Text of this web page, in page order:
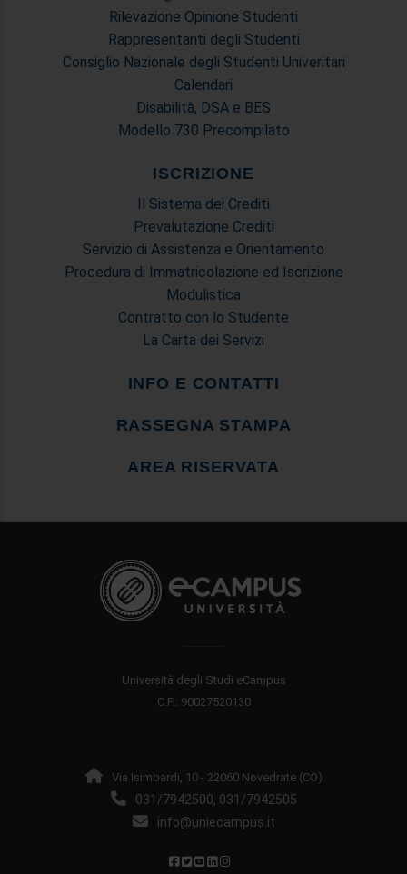
Rilevazione Opinione Studenti
Rappresentanti degli Studenti
Consiglio Nazionale degli Studenti Univeritari
Calendari
Disabilità, DSA e BES
Modello 730 Precompilato
ISCRIZIONE
Il Sistema dei Crediti
Prevalutazione Crediti
Servizio di Assistenza e Orientamento
Procedura di Immatricolazione ed Iscrizione
Modulistica
Contratto con lo Studente
La Carta dei Servizi
INFO E CONTATTI
RASSEGNA STAMPA
AREA RISERVATA
Università degli Studi eCampus
C.F.: 90027520130
Via Isimbardi, 10 - 22060 Novedrate (CO)
031/7942500, 031/7942505
info@uniecampus.it